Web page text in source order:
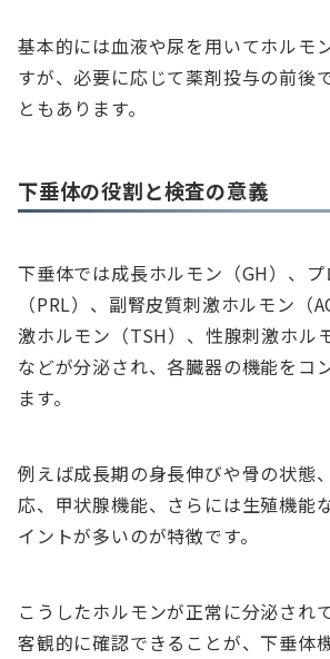
基本的には血液や尿を用いてホルモ
すが、必要に応じて薬剤投与の前後
ともあります。
下垂体の役割と検査の意義
下垂体では成長ホルモン（GH）、
（PRL）、副腎皮質刺激ホルモン（
激ホルモン（TSH）、性腺刺激ホル
などが分泌され、各臓器の機能をコ
ます。
例えば成長期の身長伸びや骨の状態
応、甲状腺機能、さらには生殖機能
イントが多いのが特徴です。
こうしたホルモンが正常に分泌され
客観的に確認できることが、下垂体